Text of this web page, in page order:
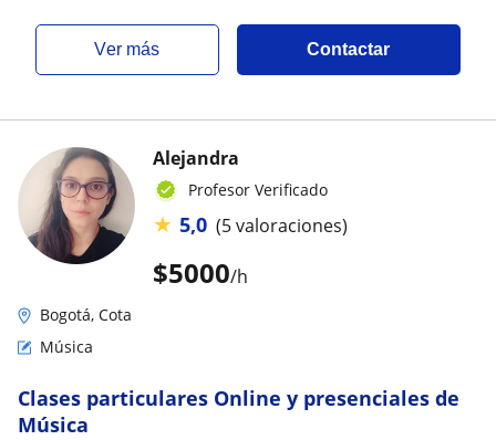
ver más Contactar
$5000/h
Alejandra
Profesor Verificado
★ 5,0 (5 valoraciones)
Bogotá, Cota
Música
Clases particulares Online y presenciales de
Música